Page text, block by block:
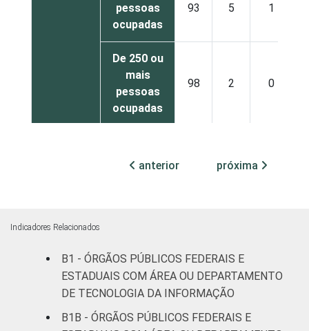
pessoas
ocupadas
93 5 1
De 250 ou
mais
pessoas
ocupadas
98 2 0
declarado
Sociedade da Informação (Cetic.br),
informação e comunicação no setor público
brasileiro - TIC Governo Eletrônico 2017
anterior próxima
Indicadores Relacionados
B1 - ÓRGÃOS PÚBLICOS FEDERAIS E
ESTADUAIS COM ÁREA OU DEPARTAMENTO
DE TECNOLOGIA DA INFORMAÇÃO
B1B - ÓRGÃOS PÚBLICOS FEDERAIS E